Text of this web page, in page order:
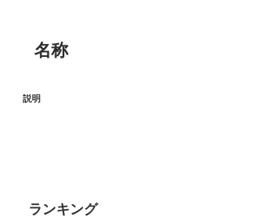
​名称
説明
ランキング